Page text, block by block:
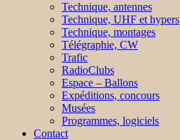
Technique, antennes
Technique, UHF et hypers
Technique, montages
Télégraphie, CW
Trafic
RadioClubs
Espace – Ballons
Expéditions, concours
Musées
Programmes, logiciels
Contact